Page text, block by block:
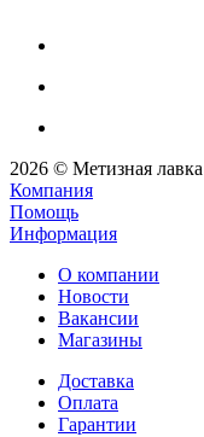
2026 © Метизная лавка
Компания
Помощь
Информация
О компании
Новости
Вакансии
Магазины
Доставка
Оплата
Гарантии